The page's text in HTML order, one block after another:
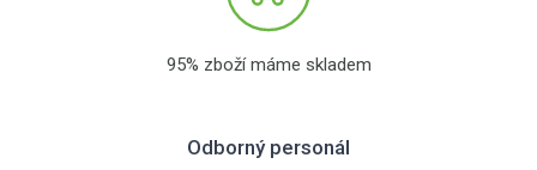
95% zboží máme skladem
Odborný personál